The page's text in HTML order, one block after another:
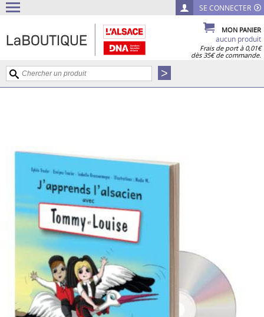
SE CONNECTER
MON PANIER
aucun produit
Frais de port à 0,01€
dès 35€ de commande.